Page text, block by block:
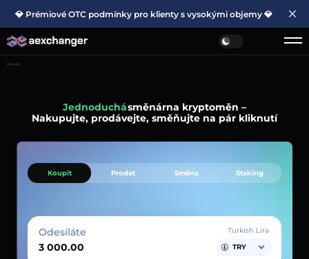
💎 Prémiové OTC podmínky pro klienty s vysokými objemy 💎
Hlavní
Jednoduchásměnárna kryptoměn –
Nakupujte, prodávejte, směňujte na pár kliknutí
Koupit Prodat Směna Staking
Odesíláte
Turkish Lira
TRY